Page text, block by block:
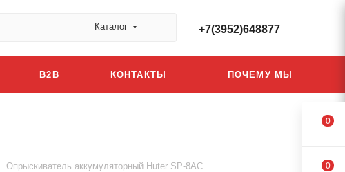
Каталог +7(3952)648877
B2B КОНТАКТЫ ПОЧЕМУ МЫ
Опрыскиватель аккумуляторный Huter SP-8AC
0
0